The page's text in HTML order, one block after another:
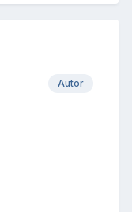
Autor